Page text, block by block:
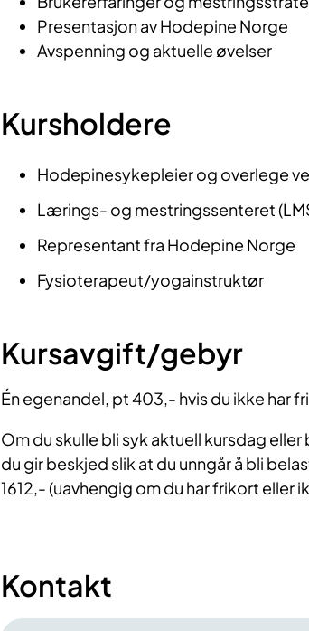
Presentasjon av Hodepine Norge
Avspenning og aktuelle øvelser
Kursholdere
Hodepinesykepleier og overlege
Lærings- og mestringssenteret
Representant fra Hodepine Norge
Fysioterapeut/yogainstruktør
Kursavgift/gebyr
Én egenandel, pt 403,- hvis du ikke har
Om du skulle bli syk aktuell kursdag
du gir beskjed slik at du unngår å bli
1612,- (uavhengig om du har frikort eller
Kontakt